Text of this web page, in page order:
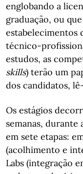
englobando a
graduação, ou
estabelecimentos
técnico-
estudos, as
skills) terão um
dos candidatos,
Os estágios
semanas, durante
em sete etapas:
(acolhimento e
Labs (integração